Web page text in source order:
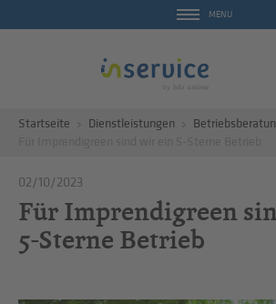
MENU
Startseite Dienstleistungen
02/10/2023
Für Imprendigreen
5-Sterne Betrieb